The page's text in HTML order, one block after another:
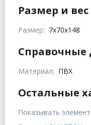
Размер и вес
Размер: 7x70x148
Справочные
Материал: ПВХ
Остальные
Показывать